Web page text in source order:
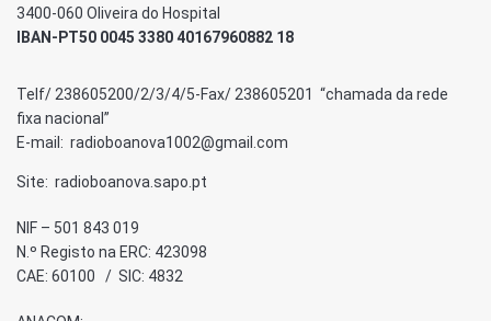
3400-060 Oliveira do Hospital
IBAN-PT50 0045 3380 40167960882 18
Telf/ 238605200/2/3/4/5-Fax/ 238605201 “chamada da rede
fixa nacional”
E-mail: radioboanova1002@gmail.com
Site: radioboanova.sapo.pt
NIF – 501 843 019
N.º Registo na ERC: 423098
CAE: 60100 / SIC: 4832